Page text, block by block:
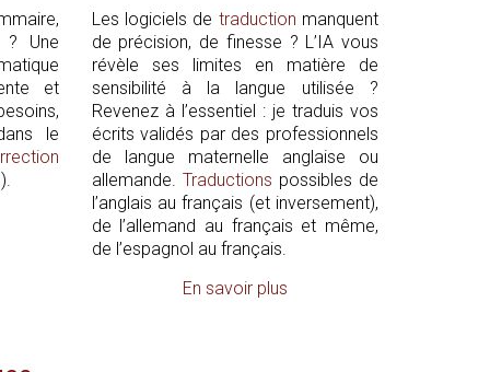
? Une
et
le
Les logiciels de traduction manquent
de précision, de finesse ? L’IA vous
révèle ses limites en matière de
sensibilité à la langue utilisée ?
Revenez à l’essentiel : je traduis vos
écrits validés par des professionnels
de langue maternelle anglaise ou
allemande. Traductions possibles de
l’anglais au français (et inversement),
de l’allemand au français et même,
de l’espagnol au français.
En savoir plus